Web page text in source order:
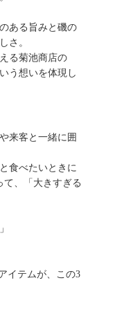
ある旨みと磯の
さ。
る菊池商店の
う想いを体現し
来客と一緒に囲
食べたいときに
て、「大きすぎる
イテムが、この3